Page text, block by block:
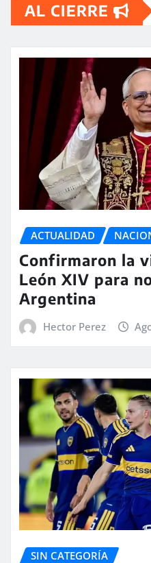
AL CIERRE
ACTUALIDAD
Confirmaron la
León XIV para
Argentina
Hector Perez
SIN CATEGORÍA